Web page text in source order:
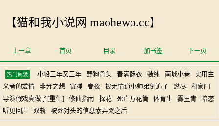
【猫和我小说网 maohewo.cc】
上一章 首页 目录 加书签 下一页
热门阅读 小船三年又三年 野狗骨头 春满酥衣 装纯 南城小巷
实用主
义者的爱情
非分之想 贪睡 春夜 被无情道小师弟倒追了 燃尽
和豪门
导演假戏真做了[重生]
修仙指南 探花 死亡万花筒 体育生 雾里青
暗恋
听见回声
双轨 被死对头的信息素弄哭之后